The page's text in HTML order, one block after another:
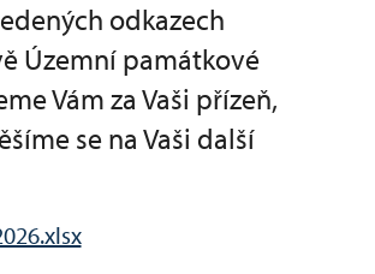
odkazech
Územní památkové
Vám za Vaši přízeň,
se na Vaši další